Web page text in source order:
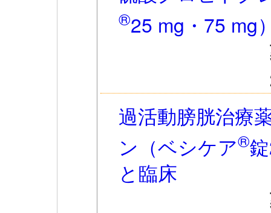
®25 mg・75 mg
過活動膀胱治療
ン（ベシケア®
と臨床